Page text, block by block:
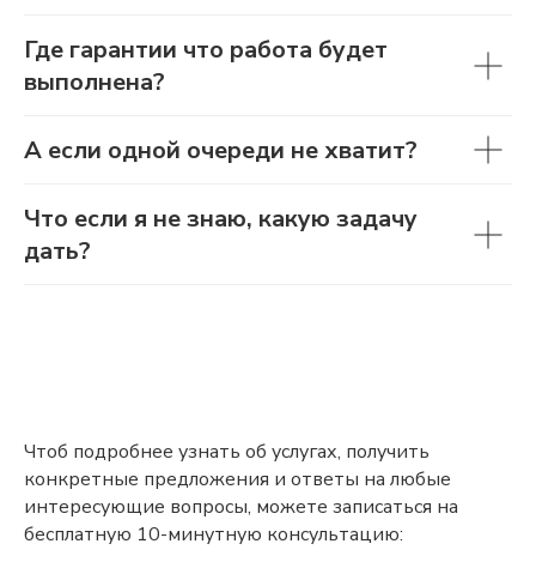
Где гарантии что работа будет
выполнена?
А если одной очереди не хватит?
Что если я не знаю, какую задачу
дать?
Чтоб подробнее узнать об услугах, получить
конкретные предложения и ответы на любые
интересующие вопросы, можете записаться на
бесплатную 10-минутную консультацию: